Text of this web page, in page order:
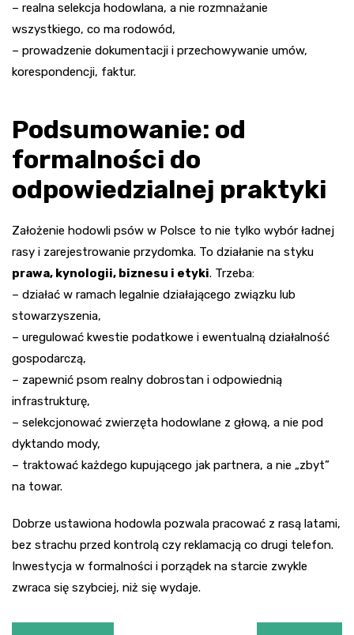
– realna selekcja hodowlana, a nie rozmnażanie
wszystkiego, co ma rodowód,
– prowadzenie dokumentacji i przechowywanie umów,
korespondencji, faktur.
Podsumowanie: od
formalności do
odpowiedzialnej praktyki
Założenie hodowli psów w Polsce to nie tylko wybór ładnej
rasy i zarejestrowanie przydomka. To działanie na styku
prawa, kynologii, biznesu i etyki. Trzeba:
– działać w ramach legalnie działającego związku lub
stowarzyszenia,
– uregulować kwestie podatkowe i ewentualną działalność
gospodarczą,
– zapewnić psom realny dobrostan i odpowiednią
infrastrukturę,
– selekcjonować zwierzęta hodowlane z głową, a nie pod
dyktando mody,
– traktować każdego kupującego jak partnera, a nie „zbyt”
na towar.
Dobrze ustawiona hodowla pozwala pracować z rasą latami,
bez strachu przed kontrolą czy reklamacją co drugi telefon.
Inwestycja w formalności i porządek na starcie zwykle
zwraca się szybciej, niż się wydaje.